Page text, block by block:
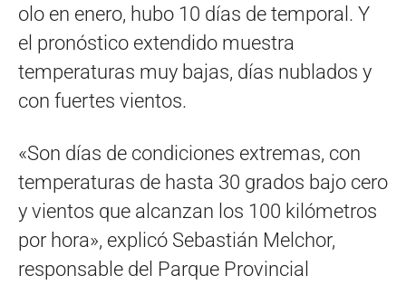
olo en enero, hubo 10 días de temporal. Y
el pronóstico extendido muestra
temperaturas muy bajas, días nublados y
con fuertes vientos.
«Son días de condiciones extremas, con
temperaturas de hasta 30 grados bajo cero
y vientos que alcanzan los 100 kilómetros
por hora», explicó Sebastián Melchor,
responsable del Parque Provincial